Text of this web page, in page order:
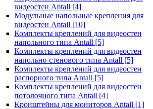
видеостен Antall [4]
Модульные напольные крепления для
видеостен Antall [10]
Комплекты креплений для видеостен
напольного типа Antall [5]
Комплекты креплений для видеостен
напольно-стенового типа Antall [5]
Комплекты креплений для видеостен
распорного типа Antall [5]
Комплекты креплений для видеостен
потолочного типа Antall [4]
Кронштейны для мониторов Antall [1]